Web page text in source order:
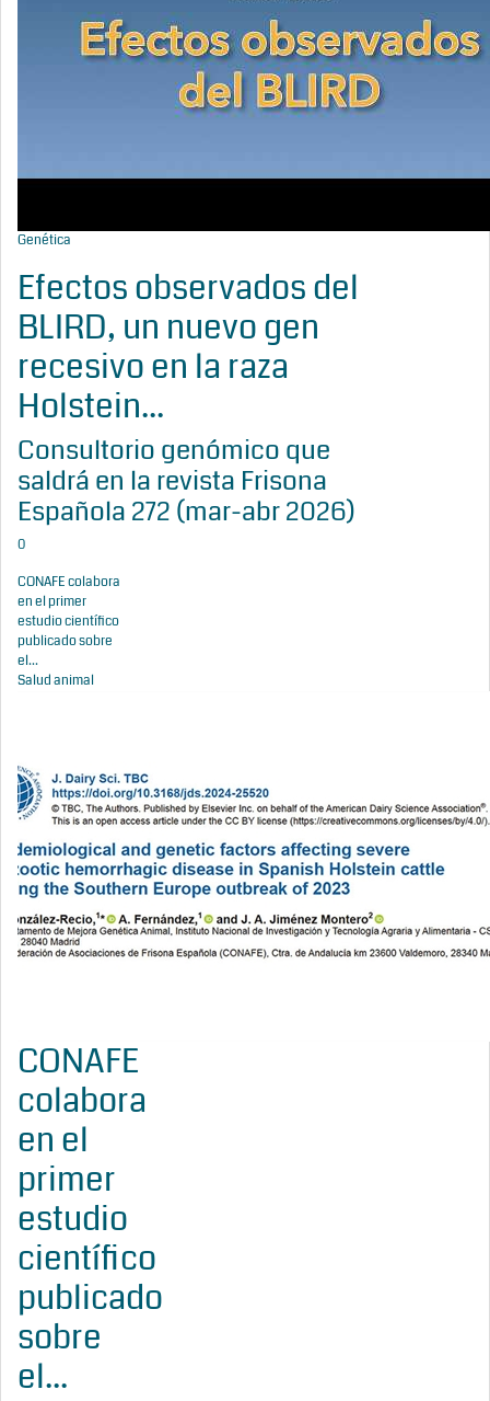
Genética
Efectos observados del
BLIRD, un nuevo gen
recesivo en la raza
Holstein...
Consultorio genómico que
saldrá en la revista Frisona
Española 272 (mar-abr 2026)
0
CONAFE colabora
en el primer
estudio científico
publicado sobre
el...
Salud animal
CONAFE
colabora
en el
primer
estudio
científico
publicado
sobre
el...